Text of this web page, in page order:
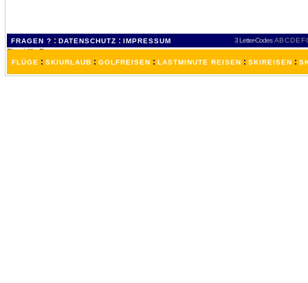
FRAGEN ? : DATENSCHUTZ : IMPRESSUM 3 Letter-Codes ABCDEF
FLÜGE : SKIURLAUB : GOLFREISEN : LASTMINUTE REISEN : SKIREISEN :